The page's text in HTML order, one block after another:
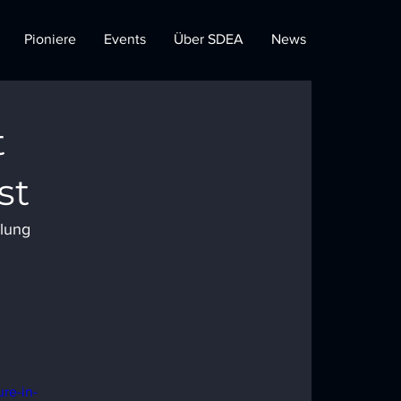
Pioniere Events Über SDEA News
in-